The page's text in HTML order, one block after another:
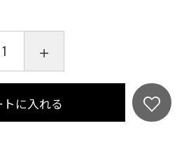
トに入れる